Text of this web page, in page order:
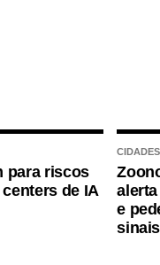
para riscos
de IA
CIDADES
e